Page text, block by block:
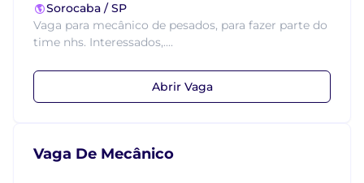
Sorocaba / SP
Vaga para mecânico de pesados, para fazer parte do
time nhs. Interessados,....
Abrir Vaga
Vaga De Mecânico